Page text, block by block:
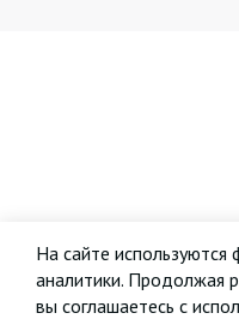
На сайте
аналитики. Продолжая
вы соглашаетесь с